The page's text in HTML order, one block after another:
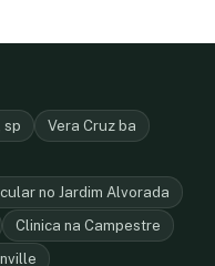
sp
Vera Cruz ba
no Jardim Alvorada
Clinica na Campestre